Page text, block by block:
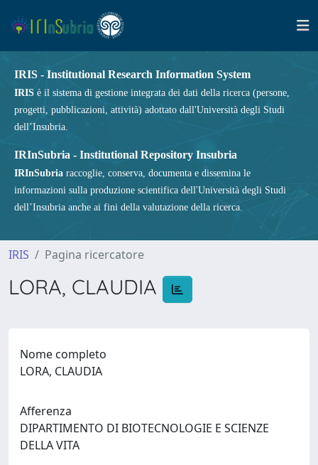
IRIS - Institutional Research Information System
IRIS è il sistema di gestione integrata dei dati della ricerca (persone,
progetti, pubblicazioni, attività) adottato dall'Università degli Studi
dell’Insubria.
IRInSubria - Institutional Repository Insubria
IRInSubria raccoglie, conserva, documenta e dissemina le
informazioni sulla produzione scientifica dell'Università degli Studi
dell’Insubria anche ai fini della valutazione della ricerca.
IRIS Pagina ricercatore
LORA, CLAUDIA
Nome completo
LORA, CLAUDIA
Afferenza
DIPARTIMENTO DI BIOTECNOLOGIE E SCIENZE
DELLA VITA